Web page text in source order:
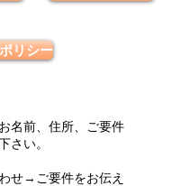
リシー
名前、住所、ご要件
さい。
せ→ご要件をお伝え